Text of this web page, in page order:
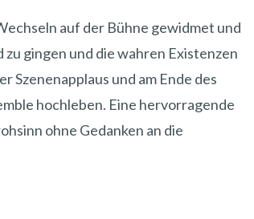
auf der Bühne gewidmet und
gingen und die wahren Existenzen
Szenenapplaus und am Ende des
hochleben. Eine hervorragende
ohne Gedanken an die